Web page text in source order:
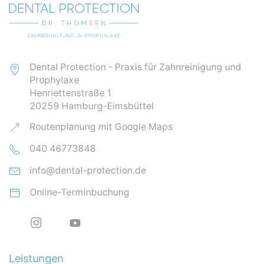
Dental Protection - Praxis für Zahnreinigung und
Prophylaxe
Henriettenstraße 1
20259 Hamburg-Eimsbüttel
Routenplanung mit Google Maps
040 46773848
info@dental-protection.de
Online-Terminbuchung
Leistungen